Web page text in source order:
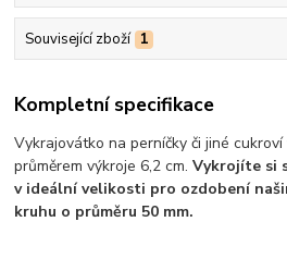
Související zboží 1
Kompletní specifikace
Vykrajovátko na perníčky či jiné
průměrem výkroje 6,2 cm.Vykrojíte si
v ideální velikosti pro ozdobení
kruhu o průměru 50 mm.